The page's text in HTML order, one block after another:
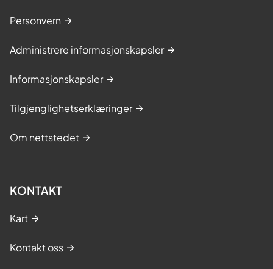
Personvern
Administrere informasjonskapsler
Informasjonskapsler
Tilgjenglighetserklæringer
Om nettstedet
KONTAKT
Kart
Kontakt oss